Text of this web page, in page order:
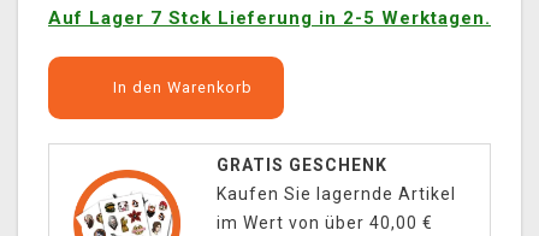
Auf Lager 7 Stck Lieferung in 2-5 Werktagen.
In den Warenkorb
GRATIS GESCHENK
Kaufen Sie lagernde Artikel
im Wert von über 40,00 €